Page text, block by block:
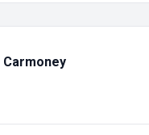
Carmoney